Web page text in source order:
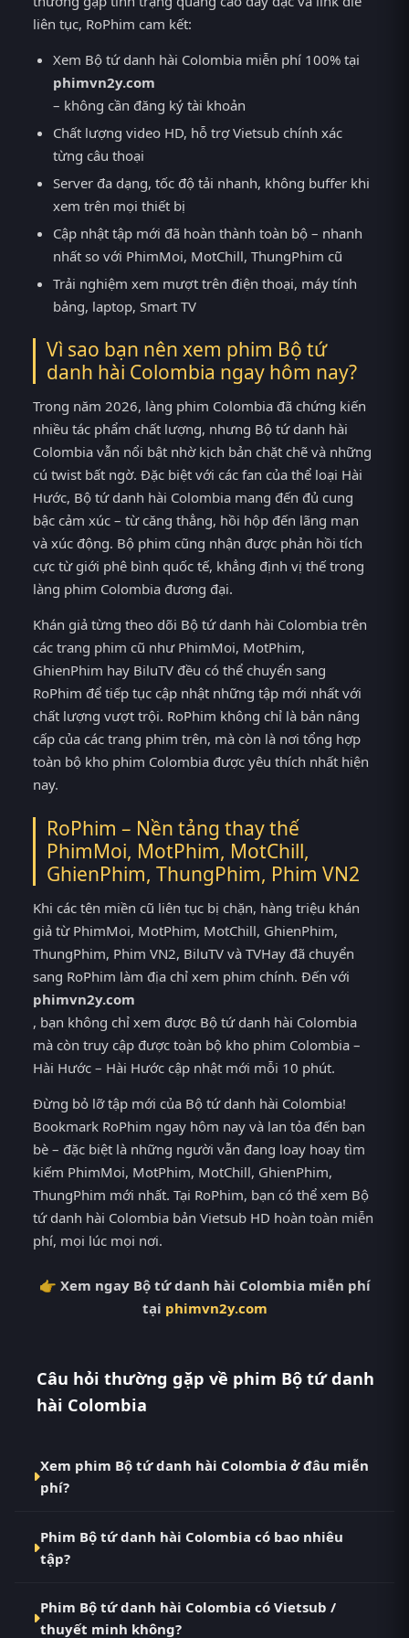
liên tục, RoPhim cam kết:
Xem Bộ tứ danh hài Colombia miễn phí 100% tại
phimvn2y.com
– không cần đăng ký tài khoản
Chất lượng video HD, hỗ trợ Vietsub chính xác
từng câu thoại
Server đa dạng, tốc độ tải nhanh, không buffer khi
xem trên mọi thiết bị
Cập nhật tập mới đã hoàn thành toàn bộ – nhanh
nhất so với PhimMoi, MotChill, ThungPhim cũ
Trải nghiệm xem mượt trên điện thoại, máy tính
bảng, laptop, Smart TV
Vì sao bạn nên xem phim Bộ tứ
danh hài Colombia ngay hôm nay?
Trong năm 2026, làng phim Colombia đã chứng kiến
nhiều tác phẩm chất lượng, nhưng Bộ tứ danh hài
Colombia vẫn nổi bật nhờ kịch bản chặt chẽ và những
cú twist bất ngờ. Đặc biệt với các fan của thể loại Hài
Hước, Bộ tứ danh hài Colombia mang đến đủ cung
bậc cảm xúc – từ căng thẳng, hồi hộp đến lãng mạn
và xúc động. Bộ phim cũng nhận được phản hồi tích
cực từ giới phê bình quốc tế, khẳng định vị thế trong
làng phim Colombia đương đại.
Khán giả từng theo dõi Bộ tứ danh hài Colombia trên
các trang phim cũ như PhimMoi, MotPhim,
GhienPhim hay BiluTV đều có thể chuyển sang
RoPhim để tiếp tục cập nhật những tập mới nhất với
chất lượng vượt trội. RoPhim không chỉ là bản nâng
cấp của các trang phim trên, mà còn là nơi tổng hợp
toàn bộ kho phim Colombia được yêu thích nhất hiện
nay.
RoPhim – Nền tảng thay thế
PhimMoi, MotPhim, MotChill,
GhienPhim, ThungPhim, Phim VN2
Khi các tên miền cũ liên tục bị chặn, hàng triệu khán
giả từ PhimMoi, MotPhim, MotChill, GhienPhim,
ThungPhim, Phim VN2, BiluTV và TVHay đã chuyển
sang RoPhim làm địa chỉ xem phim chính. Đến với
phimvn2y.com
, bạn không chỉ xem được Bộ tứ danh hài Colombia
mà còn truy cập được toàn bộ kho phim Colombia –
Hài Hước – Hài Hước cập nhật mới mỗi 10 phút.
Đừng bỏ lỡ tập mới của Bộ tứ danh hài Colombia!
Bookmark RoPhim ngay hôm nay và lan tỏa đến bạn
bè – đặc biệt là những người vẫn đang loay hoay tìm
kiếm PhimMoi, MotPhim, MotChill, GhienPhim,
ThungPhim mới nhất. Tại RoPhim, bạn có thể xem Bộ
tứ danh hài Colombia bản Vietsub HD hoàn toàn miễn
phí, mọi lúc mọi nơi.
👉 Xem ngay Bộ tứ danh hài Colombia miễn phí
tại phimvn2y.com
Câu hỏi thường gặp về phim Bộ tứ danh
hài Colombia
Xem phim Bộ tứ danh hài Colombia ở đâu miễn
phí?
Vietsub HD miễn phí tại RoPhim (phimvn2y.com) —
không quảng cáo, cập nhật nhanh nhất. Đây là điểm
GhienPhim, ThungPhim, Phim VN2, BiluTV, TVHay.
Phim Bộ tứ danh hài Colombia có bao nhiêu
tập?
với Hoàn Tất (4/4). Tại RoPhim, các tập mới được cập
Phim Bộ tứ danh hài Colombia có Vietsub /
thuyết minh không?